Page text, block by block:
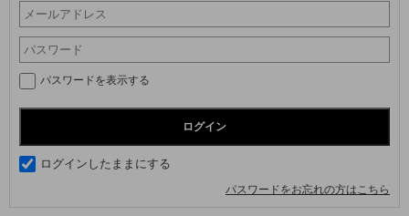
パスワードを表示する
ログインしたままにする
パスワードをお忘れの方はこちら